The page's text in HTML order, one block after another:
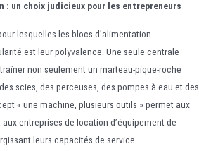
un choix judicieux pour les entrepreneurs
lesquelles les blocs d’alimentation
est leur polyvalence. Une seule centrale
non seulement un marteau-pique-roche
scies, des perceuses, des pompes à eau et des
« une machine, plusieurs outils » permet aux
entreprises de location d’équipement de
leurs capacités de service.